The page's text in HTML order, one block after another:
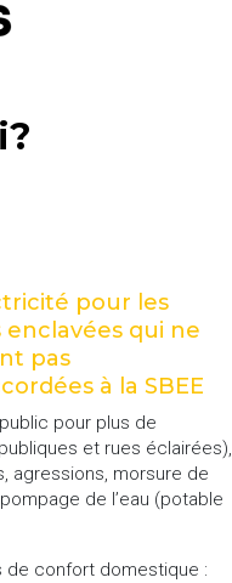
pour les
qui ne
pas
à la SBEE
pour plus de
et rues éclairées),
agressions, morsure de
de l’eau (potable
de confort domestique :